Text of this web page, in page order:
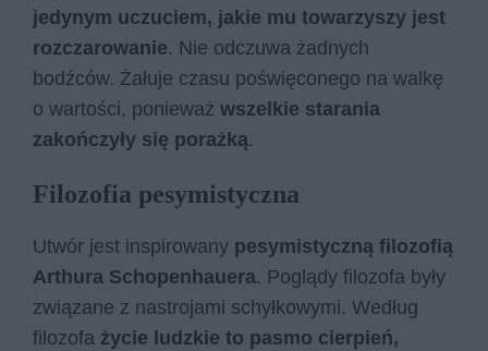
jedynym uczuciem, jakie mu towarzyszy jest
rozczarowanie. Nie odczuwa żadnych
bodźców. Żałuje czasu poświęconego na walkę
o wartości, ponieważ wszelkie starania
zakończyły się porażką.
Filozofia pesymistyczna
Utwór jest inspirowany pesymistyczną filozofią
Arthura Schopenhauera. Poglądy filozofa były
związane z nastrojami schyłkowymi. Według
filozofa życie ludzkie to pasmo cierpień,